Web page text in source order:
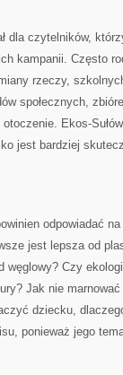
dla czytelników,
kampanii. Często
rzeczy,
społecznych,
Ekos-
jest bardziej
odpowiadać
jest lepsza od
Czy
Jak nie
dziecku,
ponieważ jego